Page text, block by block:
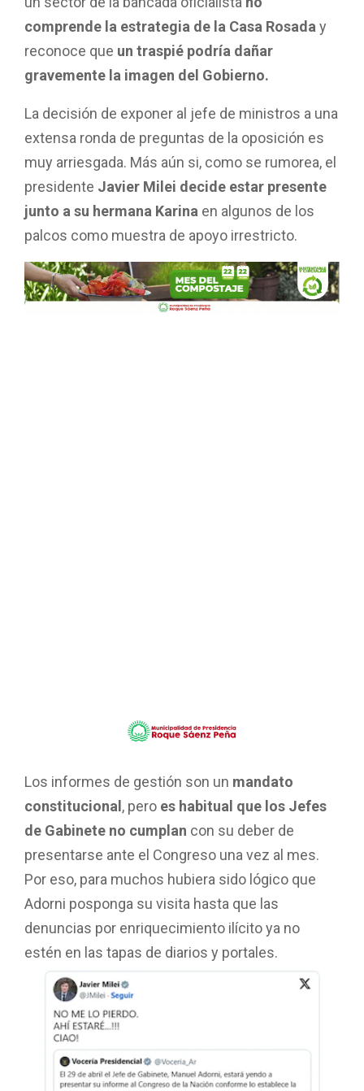
comprende la estrategia de la Casa Rosada y
reconoce que un traspié podría dañar
gravemente la imagen del Gobierno.
La decisión de exponer al jefe de ministros a una
extensa ronda de preguntas de la oposición es
muy arriesgada. Más aún si, como se rumorea, el
presidente Javier Milei decide estar presente
junto a su hermana Karina en algunos de los
palcos como muestra de apoyo irrestricto.
Los informes de gestión son un mandato
constitucional , pero es habitual que los Jefes
de Gabinete no cumplan con su deber de
presentarse ante el Congreso una vez al mes.
Por eso, para muchos hubiera sido lógico que
Adorni posponga su visita hasta que las
denuncias por enriquecimiento ilícito ya no
estén en las tapas de diarios y portales.